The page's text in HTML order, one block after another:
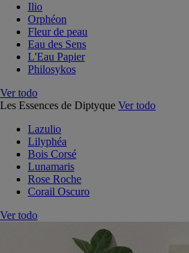
Ilio
Orphéon
Fleur de peau
Eau des Sens
L'Eau Papier
Philosykos
Ver todo
Les Essences de Diptyque Ver todo
Lazulio
Lilyphéa
Bois Corsé
Lunamaris
Rose Roche
Corail Oscuro
Ver todo